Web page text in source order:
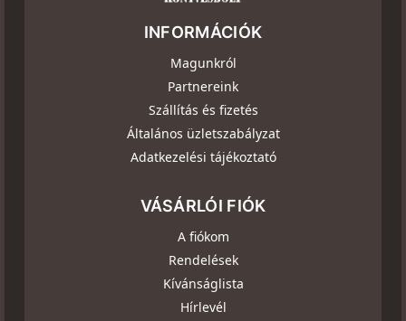
INFORMÁCIÓK
Magunkról
Partnereink
Szállítás és fizetés
Általános üzletszabályzat
Adatkezelési tájékoztató
VÁSÁRLÓI FIÓK
A fiókom
Rendelések
Kívánságlista
Hírlevél